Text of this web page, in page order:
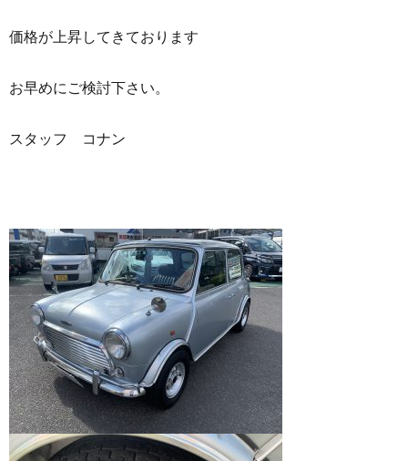
価格が上昇してきております
お早めにご検討下さい。
スタッフ コナン